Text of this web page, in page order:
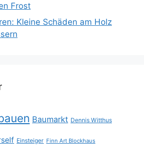
Frost
Kleine Schäden am Holz
Baumarkt Dennis Witthus
Einsteiger Finn Art Blockhaus